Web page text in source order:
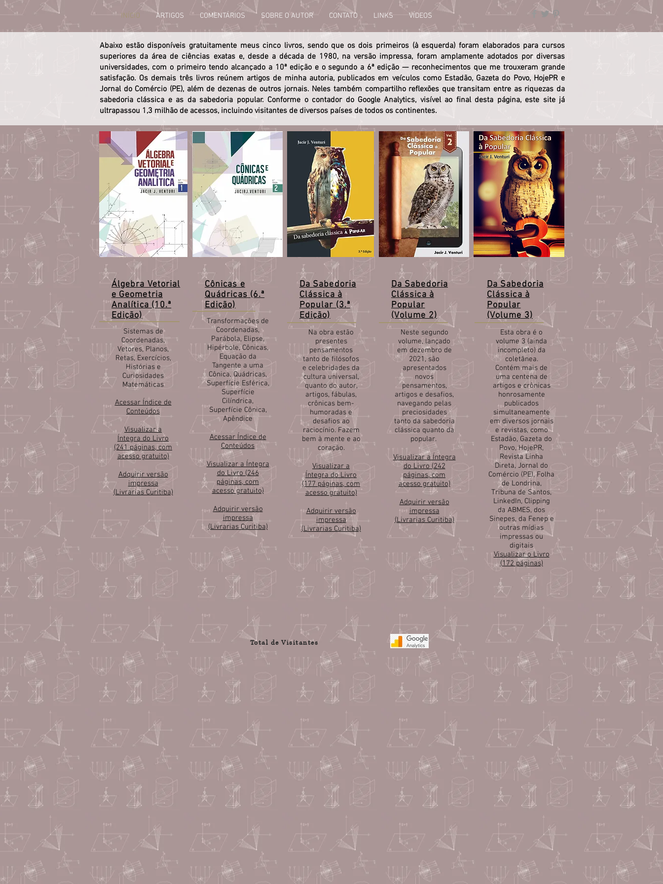
INÍCIO ARTIGOS COMENTÁRIOS SOBRE O AUTOR CONTATO LINKS VÍDEOS
Abaixo estão disponíveis gratuitamente meus cinco livros, sendo que os dois primeiros (à esquerda) foram elaborados para cursos
superiores da área de ciências exatas e, desde a década de 1980, na versão impressa, foram amplamente adotados por diversas
universidades, com o primeiro tendo alcançado a 10ª edição e o segundo a 6ª edição — reconhecimentos que me trouxeram grande
satisfação. Os demais três livros reúnem artigos de minha autoria, publicados em veículos como Estadão, Gazeta do Povo, HojePR e
Jornal do Comércio (PE), além de dezenas de outros jornais. Neles também compartilho reflexões que transitam entre as riquezas da
sabedoria clássica e as da sabedoria popular. Conforme o contador do Google Analytics, visível ao final desta página, este site já
ultrapassou 1,3 milhão de acessos, incluindo visitantes de diversos países de todos os continentes.
Álgebra Vetorial
e Geometria
Analítica (10.ª
Edição)
Sistemas de
Coordenadas,
Vetores, Planos,
Retas, Exercícios,
Histórias e
Curiosidades
Matemáticas
Acessar Índice de
Conteúdos
Visualizar a
Íntegra do Livro
(241 páginas, com
acesso gratuito)
Adquirir versão
impressa
(Livrarias Curitiba)
Cônicas e
Quádricas (6.ª
Edição)
Transformações de
Coordenadas,
Parábola, Elipse,
Hipérbole, Cônicas,
Equação da
Tangente a uma
Cônica, Quádricas,
Superfície Esférica,
Superfície
Cilíndrica,
Superfície Cônica,
Apêndice
Acessar Índice de
Conteúdos
Visualizar a Íntegra
do Livro (246
páginas, com
acesso gratuito)
Adquirir versão
impressa
(Livrarias Curitiba)
Da Sabedoria
Clássica à
Popular (3.ª
Edição)
Na obra estão
presentes
pensamentos
tanto de filósofos
e celebridades da
cultura universal,
quanto do autor,
artigos, fábulas,
crônicas bem-
humoradas e
desafios ao
raciocínio. Fazem
bem à mente e ao
coração.
Visualizar a
Íntegra do Livro
(177 páginas, com
acesso gratuito)
Adquirir versão
impressa
(Livrarias Curitiba)
Da Sabedoria
Clássica à
Popular
(Volume 2)
Neste segundo
volume, lançado
em dezembro de
2021, são
apresentados
novos
pensamentos,
artigos e desafios,
navegando pelas
preciosidades
tanto da sabedoria
clássica quanto da
popular.
Visualizar a Íntegra
do Livro (242
páginas, com
acesso gratuito)
Adquirir versão
impressa
(Livrarias Curitiba)
Da Sabedoria
Clássica à
Popular
(Volume 3)
Esta obra é o
volume 3 (ainda
incompleto) da
coletânea.
Contém mais de
uma centena de
artigos e crônicas
honrosamente
publicados
simultaneamente
em diversos jornais
e revistas, como
Estadão, Gazeta do
Povo, HojePR,
Revista Linha
Direta, Jornal do
Comércio (PE), Folha
de Londrina,
Tribuna de Santos,
LinkedIn, Clipping
da ABMES, dos
Sinepes, da Fenep e
outras mídias
impressas ou
digitais
Visualizar o Livro
(172 páginas)
Total de Visitantes